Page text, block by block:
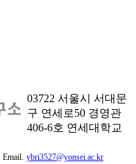
03722 서울시 서대문
구 연세로50 경영관
406-6호 연세대학교
Email. ybri3527@yonsei.ac.kr